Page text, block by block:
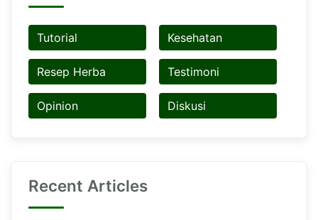
Tutorial Kesehatan
Resep Herba Testimoni
Opinion Diskusi
Recent Articles